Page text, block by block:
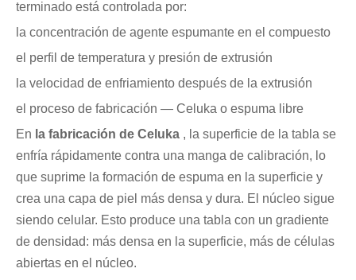
terminado está controlada por:
la concentración de agente espumante en el compuesto
el perfil de temperatura y presión de extrusión
la velocidad de enfriamiento después de la extrusión
el proceso de fabricación — Celuka o espuma libre
En la fabricación de Celuka , la superficie de la tabla se
enfría rápidamente contra una manga de calibración, lo
que suprime la formación de espuma en la superficie y
crea una capa de piel más densa y dura. El núcleo sigue
siendo celular. Esto produce una tabla con un gradiente
de densidad: más densa en la superficie, más de células
abiertas en el núcleo.